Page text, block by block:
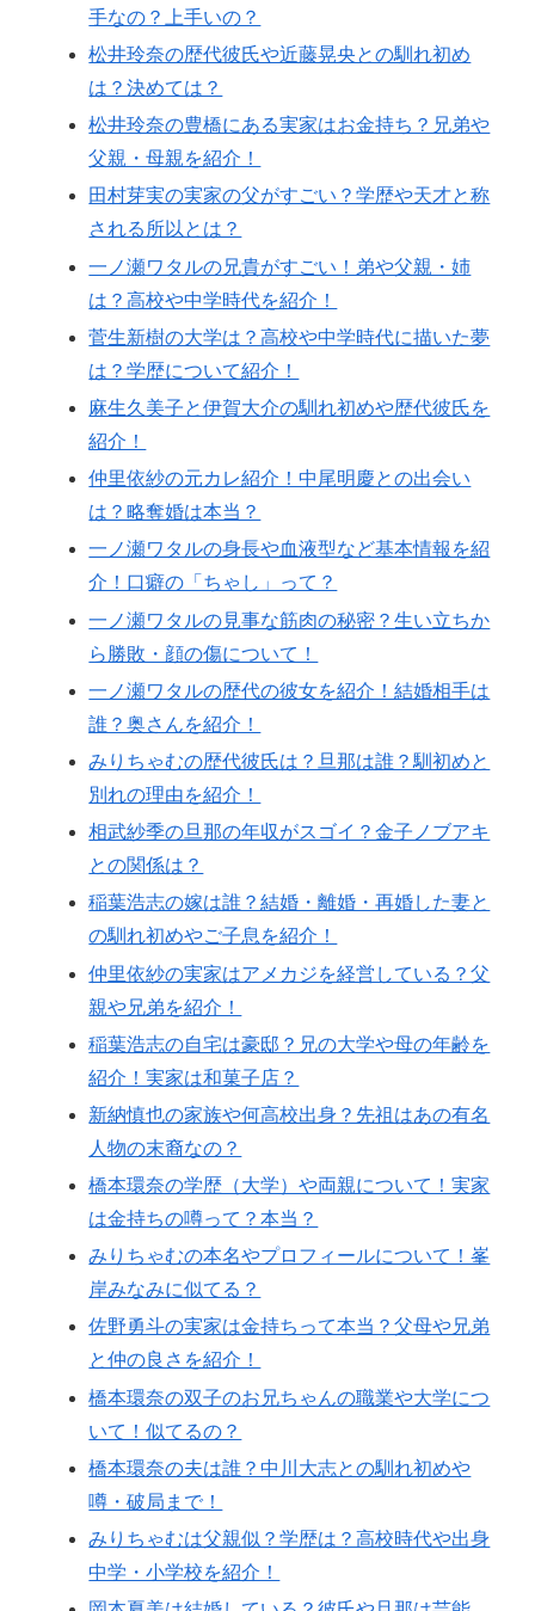
手なの？上手いの？
松井玲奈の歴代彼氏や近藤晃央との馴れ初め
は？決めては？
松井玲奈の豊橋にある実家はお金持ち？兄弟や
父親・母親を紹介！
田村芽実の実家の父がすごい？学歴や天才と称
される所以とは？
一ノ瀬ワタルの兄貴がすごい！弟や父親・姉
は？高校や中学時代を紹介！
菅生新樹の大学は？高校や中学時代に描いた夢
は？学歴について紹介！
麻生久美子と伊賀大介の馴れ初めや歴代彼氏を
紹介！
仲里依紗の元カレ紹介！中尾明慶との出会い
は？略奪婚は本当？
一ノ瀬ワタルの身長や血液型など基本情報を紹
介！口癖の「ちゃし」って？
一ノ瀬ワタルの見事な筋肉の秘密？生い立ちか
ら勝敗・顔の傷について！
一ノ瀬ワタルの歴代の彼女を紹介！結婚相手は
誰？奥さんを紹介！
みりちゃむの歴代彼氏は？旦那は誰？馴初めと
別れの理由を紹介！
相武紗季の旦那の年収がスゴイ？金子ノブアキ
との関係は？
稲葉浩志の嫁は誰？結婚・離婚・再婚した妻と
の馴れ初めやご子息を紹介！
仲里依紗の実家はアメカジを経営している？父
親や兄弟を紹介！
稲葉浩志の自宅は豪邸？兄の大学や母の年齢を
紹介！実家は和菓子店？
新納慎也の家族や何高校出身？先祖はあの有名
人物の末裔なの？
橋本環奈の学歴（大学）や両親について！実家
は金持ちの噂って？本当？
みりちゃむの本名やプロフィールについて！峯
岸みなみに似てる？
佐野勇斗の実家は金持ちって本当？父母や兄弟
と仲の良さを紹介！
橋本環奈の双子のお兄ちゃんの職業や大学につ
いて！似てるの？
橋本環奈の夫は誰？中川大志との馴れ初めや
噂・破局まで！
みりちゃむは父親似？学歴は？高校時代や出身
中学・小学校を紹介！